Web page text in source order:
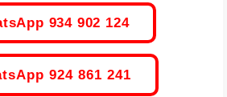
934 902 124
924 861 241